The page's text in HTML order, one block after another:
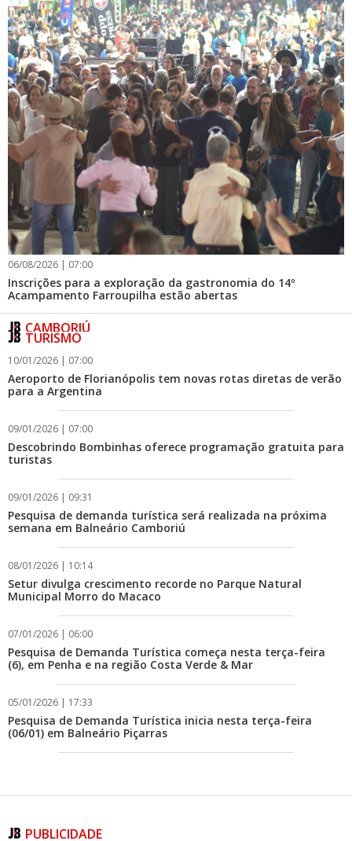
06/08/2026 | 07:00
Inscrições para a exploração da gastronomia do 14º
Acampamento Farroupilha estão abertas
CAMBORIÚ
06/08/2026 | 07:00
Camboriú: exposição de arte transforma o Paço Municipal
em um espaço de cultura
CAMBORIÚ
TURISMO
10/01/2026 | 07:00
Aeroporto de Florianópolis tem novas rotas diretas de verão
para a Argentina
09/01/2026 | 07:00
Descobrindo Bombinhas oferece programação gratuita para
turistas
09/01/2026 | 09:31
Pesquisa de demanda turística será realizada na próxima
semana em Balneário Camboriú
08/01/2026 | 10:14
Setur divulga crescimento recorde no Parque Natural
Municipal Morro do Macaco
07/01/2026 | 06:00
Pesquisa de Demanda Turística começa nesta terça-feira
(6), em Penha e na região Costa Verde & Mar
05/01/2026 | 17:33
Pesquisa de Demanda Turística inicia nesta terça-feira
(06/01) em Balneário Piçarras
com tubarões
PUBLICIDADE